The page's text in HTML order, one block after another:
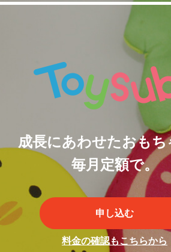
成長にあわせたおもち
毎月定額で。
申し込む
料金の確認もこちらから